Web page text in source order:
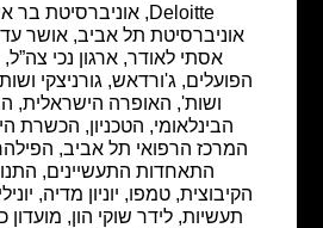
Deloitte
,אוניברסיטת בר אילן
אוניברסיטת תל אביב,אושר עד,אסם,
אסתי לאודר, ארגון נכי צה”ל,בנק
הפועלים,ג'ורדאש,גורניצקי ושות',גלוזמן
האופרה הישראלית,הבנק
הבינלאומי,הטכניון,הכשרת היישוב,
המרכז הרפואי תל אביב,הפילהרמונית,
התאחדות התעשיינים,התנועה
הקיבוצית,טמפו,יוניון מדיה,יוניליוור,כלל
,לידר שוקי הון ,מועדון כדורסל